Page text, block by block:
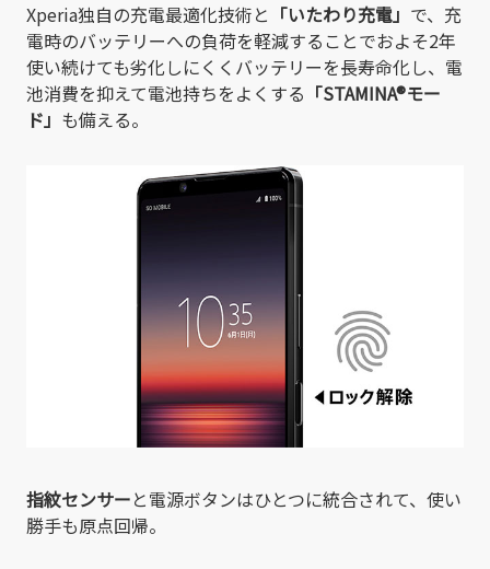
Xperia独自の充電最適化技術と 「いたわり充電」 で、充
電時のバッテリーへの負荷を軽減することでおよそ2年
使い続けても劣化しにくくバッテリーを長寿命化し、電
池消費を抑えて電池持ちをよくする 「STAMINA®モー
ド」 も備える。
指紋センサーと電源ボタンはひとつに統合されて、使い
勝手も原点回帰。